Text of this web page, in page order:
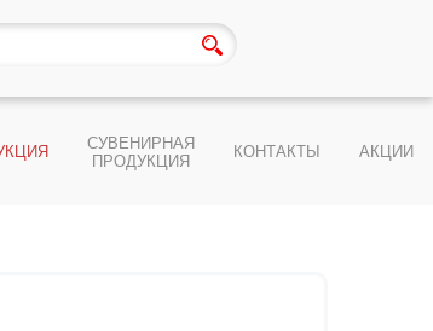
СУВЕНИРНАЯ
ПРОДУКЦИЯ
КОНТАКТЫ АКЦИИ